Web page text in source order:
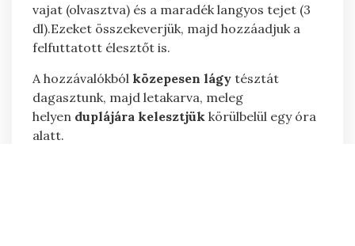
vajat (olvasztva) és a maradék langyos tejet (3
dl).Ezeket összekeverjük, majd hozzáadjuk a
felfuttatott élesztőt is.
A hozzávalókból közepesen lágy tésztát
dagasztunk, majd letakarva, meleg
helyen duplájára kelesztjük körülbelül egy óra
alatt.